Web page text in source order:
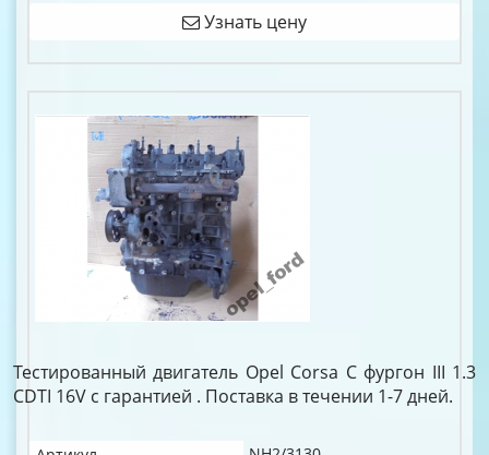
Узнать цену
Тестированный двигатель Opel Corsa C фургон III 1.3
CDTI 16V c гарантией . Поставка в течении 1-7 дней.